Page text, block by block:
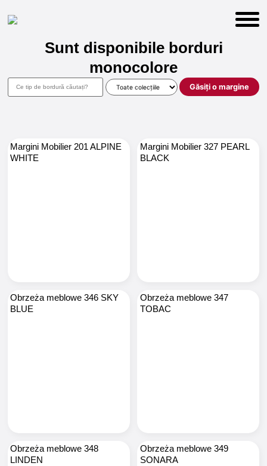
Sunt disponibile borduri
monocolore
Găsiți o margine
Margini Mobilier 201 ALPINE
WHITE
Margini Mobilier 327 PEARL
BLACK
Obrzeża meblowe 346 SKY
BLUE
Obrzeża meblowe 347
TOBAC
Obrzeża meblowe 348
LINDEN
Obrzeża meblowe 349
SONARA